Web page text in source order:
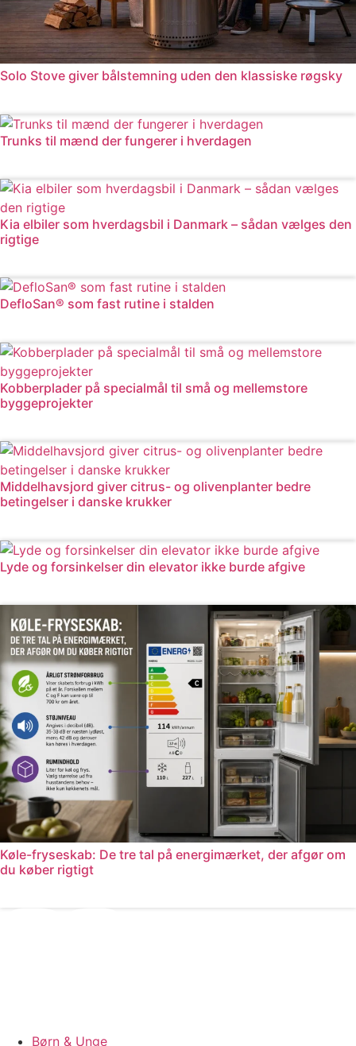
Solo Stove giver bålstemning uden den klassiske røgsky
Trunks til mænd der fungerer i hverdagen
Kia elbiler som hverdagsbil i Danmark – sådan vælges den
rigtige
DefloSan® som fast rutine i stalden
Kobberplader på specialmål til små og mellemstore
byggeprojekter
Middelhavsjord giver citrus- og olivenplanter bedre
betingelser i danske krukker
Lyde og forsinkelser din elevator ikke burde afgive
Køle-fryseskab: De tre tal på energimærket, der afgør om
du køber rigtigt
Børn & Unge